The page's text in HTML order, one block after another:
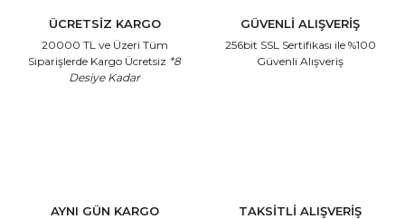
ÜCRETSİZ KARGO
20000 TL ve Üzeri Tüm
Siparişlerde Kargo Ücretsiz *8
Desiye Kadar
GÜVENLİ ALIŞVERİŞ
256bit SSL Sertifikası ile %100
Güvenli Alışveriş
AYNI GÜN KARGO TAKSİTLİ ALIŞVERİŞ